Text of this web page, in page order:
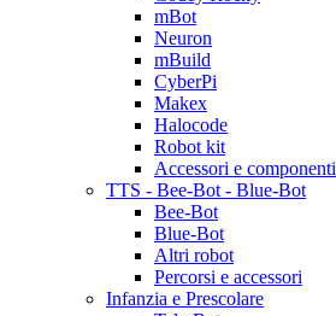
mBot
Neuron
mBuild
CyberPi
Makex
Halocode
Robot kit
Accessori e componenti
TTS - Bee-Bot - Blue-Bot
Bee-Bot
Blue-Bot
Altri robot
Percorsi e accessori
Infanzia e Prescolare